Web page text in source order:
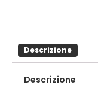
Descrizione
Descrizione